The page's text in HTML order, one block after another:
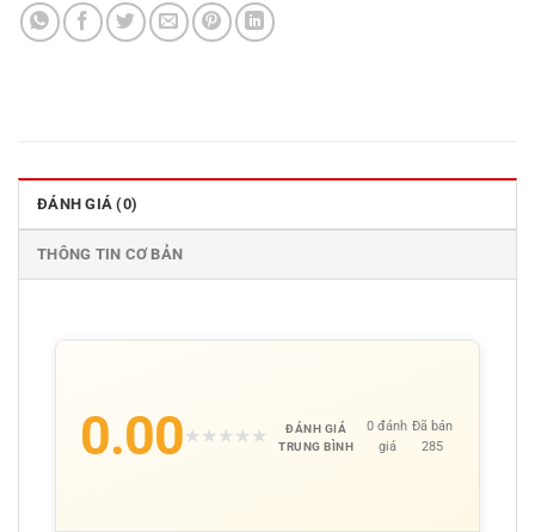
ĐÁNH GIÁ (0)
THÔNG TIN CƠ BẢN
0.00★ ★ ★ ★ ★
ĐÁNH GIÁ
TRUNG BÌNH
0 đánh
giá
Đã bán
285